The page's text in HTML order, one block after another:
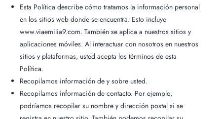
Esta Política describe cómo tratamos la información personal
en los sitios web donde se encuentra. Esto incluye
www.viaemilia9.com. También se aplica a nuestros sitios y
aplicaciones móviles. Al interactuar con nosotros en nuestros
sitios y plataformas, usted acepta los términos de esta
Política.
Recopilamos información de y sobre usted.
Recopilamos información de contacto. Por ejemplo,
podríamos recopilar su nombre y dirección postal si se